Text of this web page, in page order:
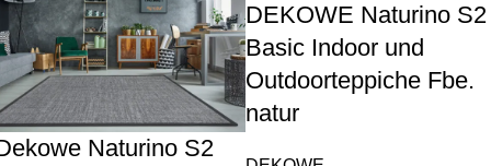
Naturino S2
DEKOWE Naturino S2
Basic Indoor und
Outdoorteppiche Fbe.
natur